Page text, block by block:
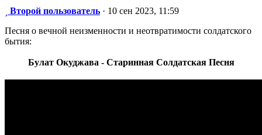
Сообщение
Второй пользователь · 10 сен 2023, 11:59
Песня о вечной неизменности и неотвратимости солдатского
бытия:
Булат Окуджава - Старинная Солдатская Песня